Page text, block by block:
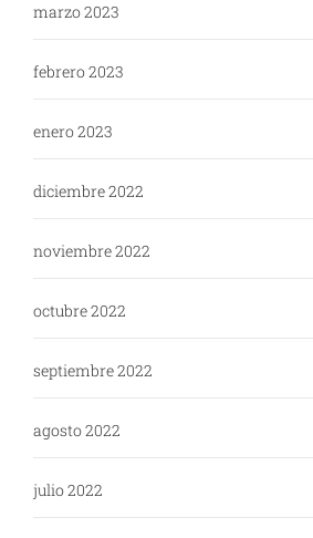
marzo 2023
febrero 2023
enero 2023
diciembre 2022
noviembre 2022
octubre 2022
septiembre 2022
agosto 2022
julio 2022